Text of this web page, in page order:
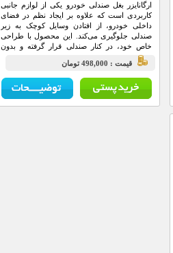
ارگانایزر بغل صندلی خودرو یکی از لوازم جانبی
کاربردی است که علاوه بر ایجاد نظم در فضای
داخلی خودرو، از افتادن وسایل کوچک به زیر
صندلی جلوگیری می‌کند. این محصول با طراحی
خاص خود، در کنار صندلی قرار گرفته و بدون
اشغال فضای اضافی، امکان دسترسی راحت‌تر به
وسایل ضروری را فراهم می‌کند.
قيمت : 498,000 تومان